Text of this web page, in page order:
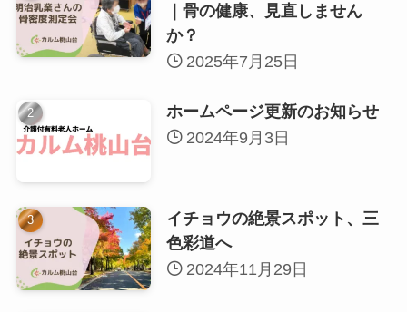
｜骨の健康、見直しません
か？
2025年7月25日
ホームページ更新のお知らせ
2024年9月3日
イチョウの絶景スポット、三
色彩道へ
2024年11月29日